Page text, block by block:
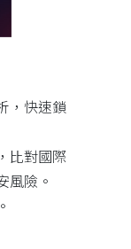
，快速鎖
比對國際
風險。